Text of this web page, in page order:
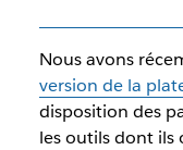
Nous avons
version de la
disposition des
les outils dont ils